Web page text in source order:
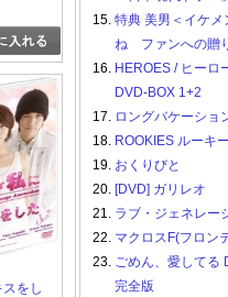
をし
15. 特典 美男＜イケメ
ね ファンへの贈
16. HEROES / ヒーロ
DVD-BOX 1+2
17. ロングバケーショ
18. ROOKIES ルーキ
19. おくりびと
20. [DVD] ガリレオ
21. ラブ・ジェネレー
22. マクロスF(フロン
23. ごめん、愛してる
完全版